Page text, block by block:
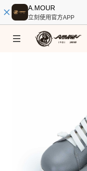
A.MOUR
立刻使用官方APP